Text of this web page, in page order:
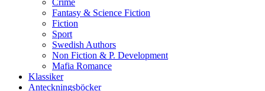
Crime
Fantasy & Science Fiction
Fiction
Sport
Swedish Authors
Non Fiction & P. Development
Mafia Romance
Klassiker
Anteckningsböcker